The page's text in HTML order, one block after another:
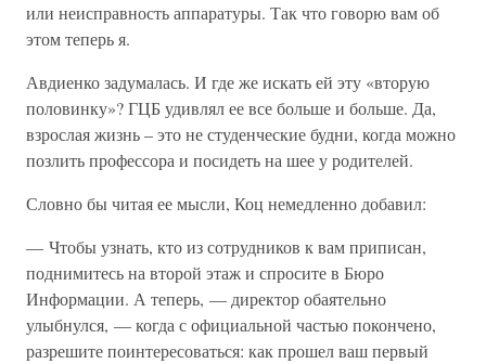
или неисправность аппаратуры. Так что говорю вам об
этом теперь я.
Авдиенко задумалась. И где же искать ей эту «вторую
половинку»? ГЦБ удивлял ее все больше и больше. Да,
взрослая жизнь – это не студенческие будни, когда можно
позлить профессора и посидеть на шее у родителей.
Словно бы читая ее мысли, Коц немедленно добавил:
— Чтобы узнать, кто из сотрудников к вам приписан,
поднимитесь на второй этаж и спросите в Бюро
Информации. А теперь, — директор обаятельно
улыбнулся, — когда с официальной частью покончено,
разрешите поинтересоваться: как прошел ваш первый